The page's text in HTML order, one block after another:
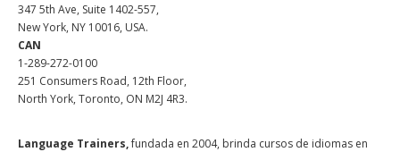
347 5th Ave, Suite 1402-557,
New York, NY 10016, USA.
CAN
1-289-272-0100
251 Consumers Road, 12th Floor,
North York, Toronto, ON M2J 4R3.
Language Trainers,fundada en 2004, brinda cursos de idiomas en